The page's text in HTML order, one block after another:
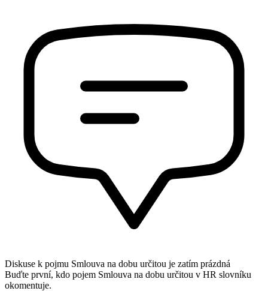
Diskuse k pojmu Smlouva na dobu určitou je zatím prázdná
Buďte první, kdo pojem Smlouva na dobu určitou v HR slovníku
okomentuje.